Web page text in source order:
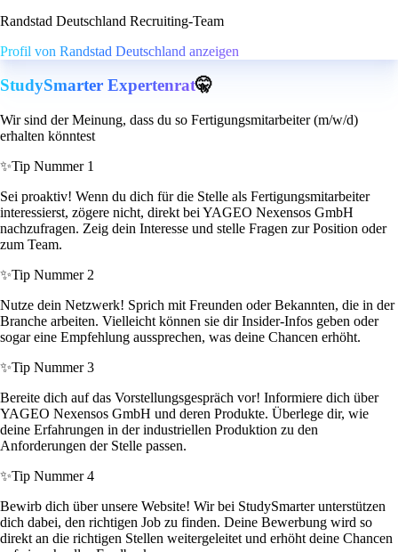
Randstad Deutschland Recruiting-Team
Profil von Randstad Deutschland anzeigen
StudySmarter Expertenrat🤫
Wir sind der Meinung, dass du so Fertigungsmitarbeiter (m/w/d)
erhalten könntest
✨Tip Nummer 1
Sei proaktiv! Wenn du dich für die Stelle als Fertigungsmitarbeiter
interessierst, zögere nicht, direkt bei YAGEO Nexensos GmbH
nachzufragen. Zeig dein Interesse und stelle Fragen zur Position oder
zum Team.
✨Tip Nummer 2
Nutze dein Netzwerk! Sprich mit Freunden oder Bekannten, die in der
Branche arbeiten. Vielleicht können sie dir Insider-Infos geben oder
sogar eine Empfehlung aussprechen, was deine Chancen erhöht.
✨Tip Nummer 3
Bereite dich auf das Vorstellungsgespräch vor! Informiere dich über
YAGEO Nexensos GmbH und deren Produkte. Überlege dir, wie
deine Erfahrungen in der industriellen Produktion zu den
Anforderungen der Stelle passen.
✨Tip Nummer 4
Bewirb dich über unsere Website! Wir bei StudySmarter unterstützen
dich dabei, den richtigen Job zu finden. Deine Bewerbung wird so
direkt an die richtigen Stellen weitergeleitet und erhöht deine Chancen